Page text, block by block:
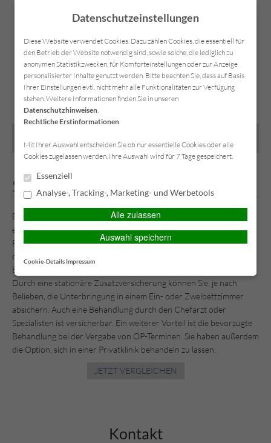
Anfahrt Kontakt Datenschutz Impressum SIMPLR-LOGIN
Stationäre Zusatzversicherung
Bei einem Krankenhausaufenthalt werden Sie als Kassenpatient in
einem Mehrbettzimmer untergebracht. Dort teilen Sie sich in der
Regel mit zwei oder drei weiteren Personen den Schlafbereich und
die Waschräume. Die Behandlung erfolgt durch einen
Belegschaftsarzt.
Durch eine stationäre Zusatzversicherung können Sie, je nach
Belieben, die Unterbringung in einem Ein- oder Zweibettzimmer
absichern. Auch eine Behandlung durch den Chefarzt oder
Spezialisten ist versicherbar. Ein weiterer Vorteil ist die bevorzugte
Behandlung bei der Vergabe von OP-Terminen. Sie haben außerdem
die Option, sich in einer Privatklinik behandeln zu lassen.
JETZT VERGLEICHEN
Kontakt
Datenschutzeinstellungen
Diese Website verwendet Cookies. Dazu zählen Cookies, die essentiell für
den Betrieb der Website notwendig sind, sowie solche, die lediglich zu
anonymen Statistikzwecken, für Komforteinstellungen oder zur Anzeige
personalisierter Inhalte genutzt werden. Bitte beachten Sie, dass auf Basis
Ihrer Einstellungen evtl. nicht mehr alle Funktionalitäten zur Verfügung
stehen. Weitere Informationen finden Sie in unseren
Datenschutzhinweisen.
Rechtliche Erstinformationen
Mit Ihrer Auswahl entscheiden Sie ob nur essentielle Cookies oder alle
Cookies zugelassen werden. Ihre Auswahl wird für 7 Tage gespeichert.
Essenziell
Analyse-, Tracking-, Marketing- und Werbetools
Alle zulassen
Auswahl speichern
Cookie-Details Impressum